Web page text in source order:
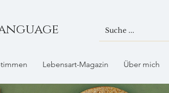
Lebensart-Magazin Über mich